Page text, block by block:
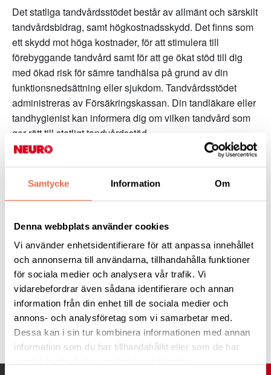
Samtycke Information Om
Denna webbplats använder cookies
Vi använder enhetsidentifierare för att anpassa innehållet
och annonserna till användarna, tillhandahålla funktioner
för sociala medier och analysera vår trafik. Vi
vidarebefordrar även sådana identifierare och annan
information från din enhet till de sociala medier och
annons- och analysföretag som vi samarbetar med.
Dessa kan i sin tur kombinera informationen med annan
information som du har tillhandahållit eller som de har
Det statliga tandvårdsstödet består av allmänt och särskilt
tandvårdsbidrag, samt högkostnadsskydd. Det finns som
ett skydd mot höga kostnader, för att stimulera till
förebyggande tandvård samt för att ge ökat stöd till dig
med ökad risk för sämre tandhälsa på grund av din
funktionsnedsättning eller sjukdom. Tandvårdsstödet
administreras av Försäkringskassan. Din tandläkare eller
tandhygienist kan informera dig om vilken tandvård som
ger rätt till statligt tandvårdsstöd.
Mer information om det statliga tandvårdsstödet finner du
Micael Karlsson
Tipsa